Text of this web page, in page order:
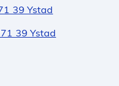
39 Ystad
39 Ystad